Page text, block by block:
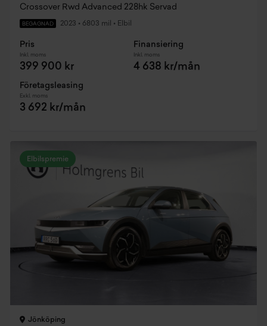
Crossover Rwd Advanced 228hk Servad
BEGAGNAD 2023 • 6803 mil • Elbil
Pris
Inkl. moms
399 900 kr
Finansiering
Inkl. moms
4 638 kr/mån
Företagsleasing
Exkl. moms
3 692 kr/mån
Elbilspremie
Jönköping